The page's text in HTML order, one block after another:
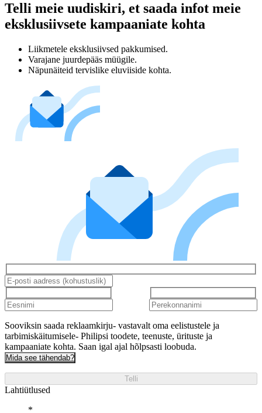
Telli meie uudiskiri, et saada infot meie
eksklusiivsete kampaaniate kohta
Liikmetele eksklusiivsed pakkumised.
Varajane juurdepääs müügile.
Näpunäiteid tervislike eluviiside kohta.
Sooviksin saada reklaamkirju- vastavalt oma eelistustele ja
tarbimiskäitumisele- Philipsi toodete, teenuste, ürituste ja
kampaaniate kohta. Saan igal ajal hõlpsasti loobuda.
Mida see tähendab?
Telli
Lahtiütlused